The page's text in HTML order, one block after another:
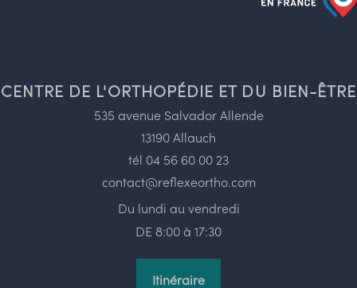
CENTRE DE L'ORTHOPÉDIE ET DU BIEN-ÊTRE
535 avenue Salvador Allende
13190 Allauch
tél 04 56 60 00 23
contact@reflexeortho.com
Du lundi au vendredi
DE 8:00 à 17:30
Itinéraire